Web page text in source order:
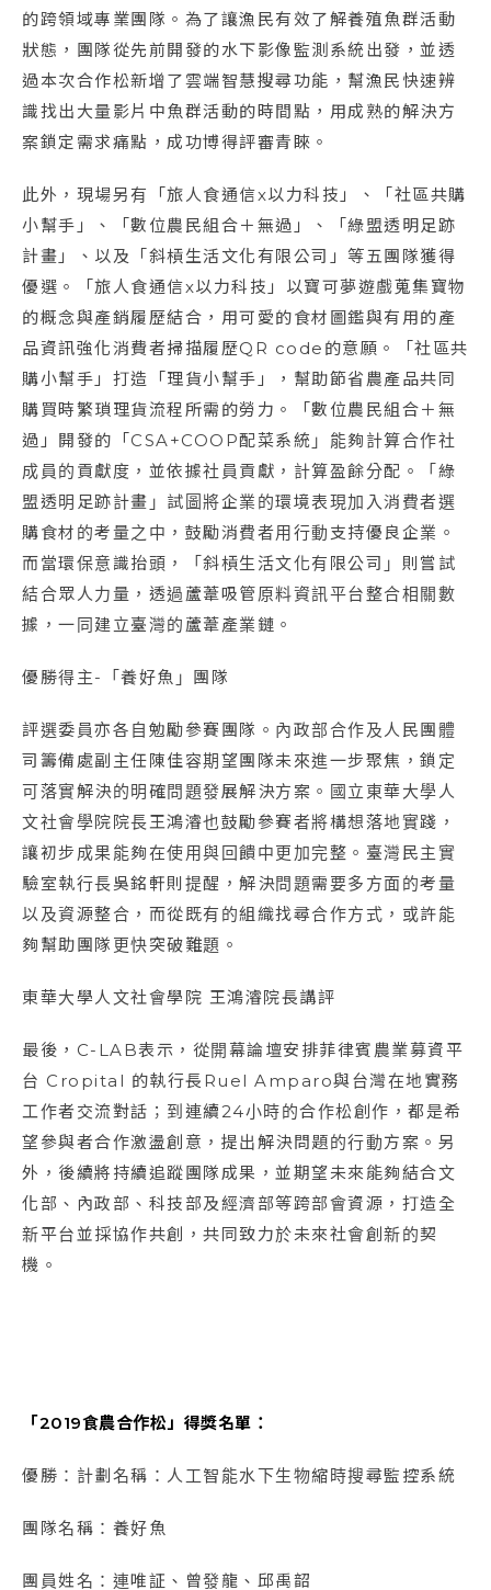
的跨領域專業團隊。為了讓漁民有效了解養殖魚群活動
狀態，團隊從先前開發的水下影像監測系統出發，並透
過本次合作松新增了雲端智慧搜尋功能，幫漁民快速辨
識找出大量影片中魚群活動的時間點，用成熟的解決方
案鎖定需求痛點，成功博得評審青睞。
此外，現場另有「旅人食通信x以力科技」、「社區共購
小幫手」、「數位農民組合＋無過」、「綠盟透明足跡
計畫」、以及「斜槓生活文化有限公司」等五團隊獲得
優選。「旅人食通信x以力科技」以寶可夢遊戲蒐集寶物
的概念與產銷履歷結合，用可愛的食材圖鑑與有用的產
品資訊強化消費者掃描履歷QR code的意願。「社區共
購小幫手」打造「理貨小幫手」，幫助節省農產品共同
購買時繁瑣理貨流程所需的勞力。「數位農民組合＋無
過」開發的「CSA+COOP配菜系統」能夠計算合作社
成員的貢獻度，並依據社員貢獻，計算盈餘分配。「綠
盟透明足跡計畫」試圖將企業的環境表現加入消費者選
購食材的考量之中，鼓勵消費者用行動支持優良企業。
而當環保意識抬頭，「斜槓生活文化有限公司」則嘗試
結合眾人力量，透過蘆葦吸管原料資訊平台整合相關數
據，一同建立臺灣的蘆葦產業鏈。
優勝得主-「養好魚」團隊
評選委員亦各自勉勵參賽團隊。內政部合作及人民團體
司籌備處副主任陳佳容期望團隊未來進一步聚焦，鎖定
可落實解決的明確問題發展解決方案。國立東華大學人
文社會學院院長王鴻濬也鼓勵參賽者將構想落地實踐，
讓初步成果能夠在使用與回饋中更加完整。臺灣民主實
驗室執行長吳銘軒則提醒，解決問題需要多方面的考量
以及資源整合，而從既有的組織找尋合作方式，或許能
夠幫助團隊更快突破難題。
東華大學人文社會學院 王鴻濬院長講評
最後，C-LAB表示，從開幕論壇安排菲律賓農業募資平
台 Cropital 的執行長Ruel Amparo與台灣在地實務
工作者交流對話；到連續24小時的合作松創作，都是希
望參與者合作激盪創意，提出解決問題的行動方案。另
外，後續將持續追蹤團隊成果，並期望未來能夠結合文
化部、內政部、科技部及經濟部等跨部會資源，打造全
新平台並採協作共創，共同致力於未來社會創新的契
機。
「2019食農合作松」得獎名單：
優勝：計劃名稱：人工智能水下生物縮時搜尋監控系統
團隊名稱：養好魚
團員姓名：連唯証、曾發龍、邱禹韶